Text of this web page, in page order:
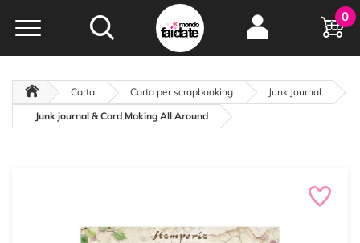
Hobby e
creatività...
oltre 15 anni online
0
Carta Carta per scrapbooking
Junk Journal
Junk journal & Card Making All Around